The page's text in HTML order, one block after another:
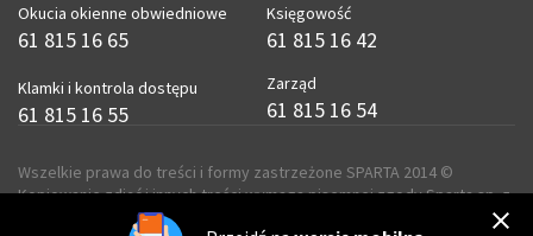
Okucia okienne obwiedniowe
61 815 16 65
Klamki i kontrola dostępu
61 815 16 55
Księgowość
61 815 16 42
Zarząd
61 815 16 54
Wszelkie prawa do treści i formy zastrzeżone SPARTA 2014 ©
Kopiowanie zdjęć i innych treści wymaga pisemnej zgody Sparta sp. z